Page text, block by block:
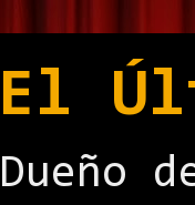
El
Dueño